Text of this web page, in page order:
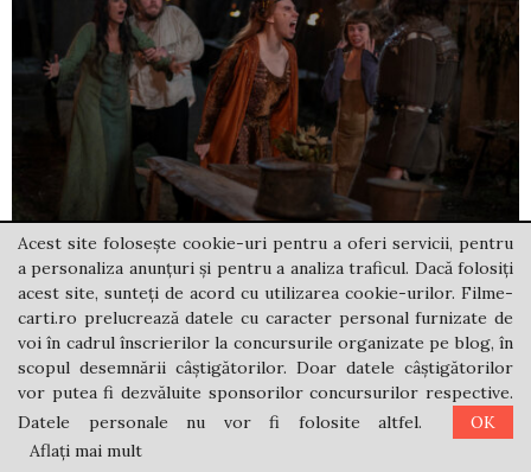
Tokyo Swindlers – SERIAL NETFLIX –Escrocii din
Tokyo
Aflând de o proprietate de lux în valoare de 10
miliarde de yeni, o echipă de escroci face orice
pentru a reuși cea mai curajoasă înșelătorie de până
Acest site folosește cookie-uri pentru a oferi servicii, pentru
a personaliza anunțuri și pentru a analiza traficul. Dacă folosiți
acest site, sunteți de acord cu utilizarea cookie-urilor. Filme-
carti.ro prelucrează datele cu caracter personal furnizate de
voi în cadrul înscrierilor la concursurile organizate pe blog, în
scopul desemnării câștigătorilor. Doar datele câștigătorilor
vor putea fi dezvăluite sponsorilor concursurilor respective.
Datele personale nu vor fi folosite altfel.
OK
Aflați mai mult